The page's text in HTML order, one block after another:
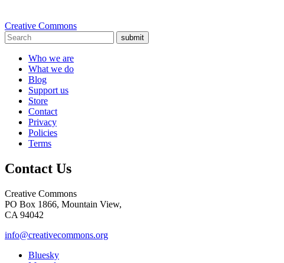
Creative Commons
submit
Who we are
What we do
Blog
Support us
Store
Contact
Privacy
Policies
Terms
Contact Us
Creative Commons
PO Box 1866, Mountain View,
CA 94042
info@creativecommons.org
Bluesky